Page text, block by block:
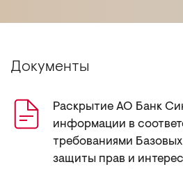
Документы
Раскрытие АО Банк
информации в
требованиями
защиты прав и